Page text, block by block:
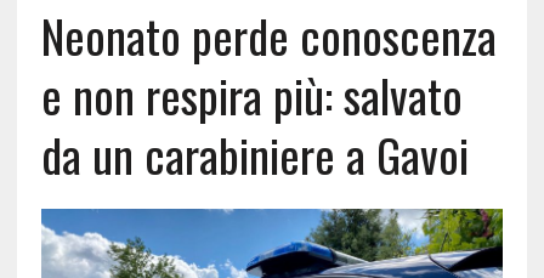
Neonato perde conoscenza
e non respira più: salvato
da un carabiniere a Gavoi